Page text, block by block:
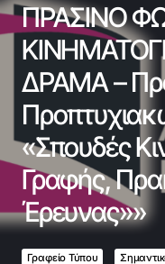
ΠΡΑΣΙΝΟ
ΔΡΑΜΑ –
«Σπουδές
Γραφής,
Έρευνας»»
Γραφείο Τύπου